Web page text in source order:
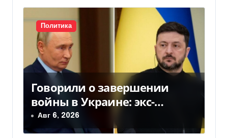
и
с
я
м
Политика
Говорили о завершении
войны в Украине: экс-
чиновники ЕС и РФ провели
тайные переговоры, — СМИ
Авг 6, 2026